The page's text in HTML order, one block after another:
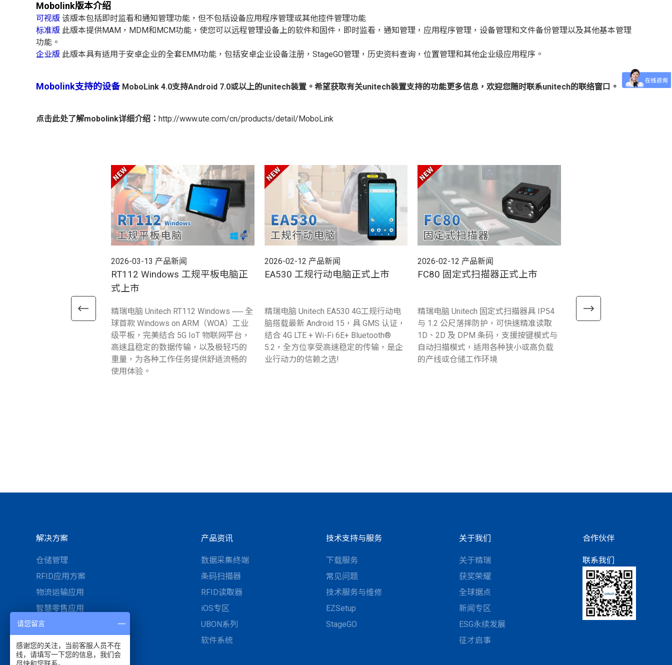
Mobolink版本介绍
可视版 该版本包括即时监看和通知管理功能，但不包括设备应用程序管理或其他控件管理功能
标准版 此版本提供MAM，MDM和MCM功能，使您可以远程管理设备上的软件和固件，即时监看，通知管理，应用程序管理，设备管理和文件备份管理以及其他基本管理
功能。
企业版 此版本具有适用于安卓企业的全套EMM功能，包括安卓企业设备注册，StageGO管理，历史资料查询，位置管理和其他企业级应用程序。
Mobolink支持的设备MoboLink 4.0支持Android 7.0或以上的unitech装置。希望获取有关unitech装置支持的功能更多信息，欢迎您随时联系unitech的联络窗口。
点击此处了解mobolink详细介绍： http://www.ute.com/cn/products/detail/MoboLink
2026-03-13 产品新闻
RT112 Windows 工规平板电脑正
式上市
精瑞电脑 Unitech RT112 Windows ── 全
球首款 Windows on ARM（WOA）工业
级平板，完美结合 5G IoT 物联网平台，
高速且稳定的数据传输，以及极轻巧的
重量，为各种工作任务提供舒适流畅的
使用体验。
2026-02-12 产品新闻
EA530 工规行动电脑正式上市
精瑞电脑 Unitech EA530 4G工规行动电
脑搭载最新 Android 15，具 GMS 认证，
结合 4G LTE + Wi-Fi 6E+ Bluetooth®
5.2，全方位享受高速稳定的传输，是企
业行动力的信赖之选!
2026-02-12 产品新闻
FC80 固定式扫描器正式上市
精瑞电脑 Unitech 固定式扫描器具 IP54
与 1.2 公尺落摔防护，可快速精准读取
1D、2D 及 DPM 条码，支援按键模式与
自动扫描模式，适用各种狭小或高负载
的产线或仓储工作环境
精瑞电脑Unitech 将RFID 读
描功能整合于一机，推出
解决方案
仓储管理
RFID应用方案
物流运输应用
智慧零售应用
智慧医疗与UDI医材管理
工业自动化与智慧制造
停车开单管理与现场服务
产品资讯
数据采集终端
条码扫描器
RFID读取器
iOS专区
UBON系列
软件系统
技术支持与服务
下载服务
常见问题
技术服务与维修
EZSetup
StageGO
关于我们
关于精瑞
获奖荣耀
全球据点
新闻专区
ESG永续发展
征才启事
合作伙伴
联系我们
请您留言
感谢您的关注，当前客服人员不在
线，请填写一下您的信息，我们会